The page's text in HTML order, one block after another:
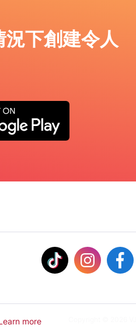
下創建令人
more